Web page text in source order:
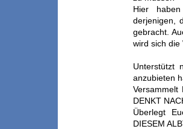
Hier
derjenigen,
gebracht.
wird sich die
Unterstützt
anzubieten
DENKT
Überlegt
DIESEM